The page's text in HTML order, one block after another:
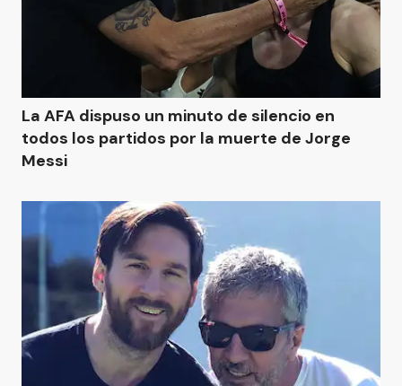
La AFA dispuso un minuto de silencio en
todos los partidos por la muerte de Jorge
Messi